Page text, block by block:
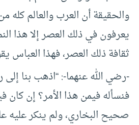
والحقيقة أن العرب والعالم كله
يعرفون في ذلك العصر إلا هذا
ثقافة ذلك العصر، فهذا العباس
-رضي الله عنهما-: “اذهب بنا إلى
فنسأله فيمن هذا الأمر؟ إن كان
صحيح البخاري، ولم ينكر عليه